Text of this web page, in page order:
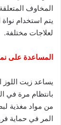
المخاوف
يتم استخدام
لعلاجات مختلفة.
المساعدة على
يساعد زيت اللوز
بانتظام مرة في
من مواد مغذية
المر في حماية